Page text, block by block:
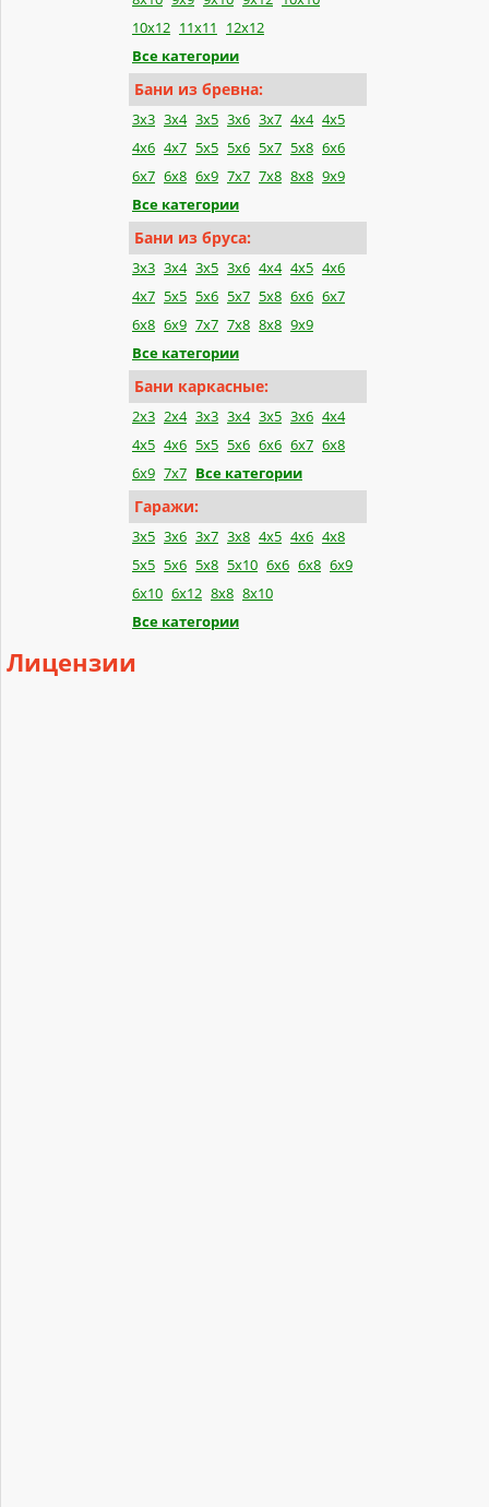
10x12 11x11
12x12
Все категории
Бани из бревна:
3x3 3x4 3x5 3x6 3x7 4x4 4x5
4x6 4x7 5x5 5x6 5x7 5x8 6x6
6x7 6x8 6x9 7x7 7x8 8x8 9x9
Все категории
Бани из бруса:
3x3 3x4 3x5 3x6 4x4 4x5 4x6
4x7 5x5 5x6 5x7 5x8 6x6 6x7
6x8 6x9 7x7 7x8 8x8 9x9
Все категории
Бани каркасные:
2x3 2x4 3x3 3x4 3x5 3x6 4x4
4x5 4x6 5x5 5x6 6x6 6x7 6x8
6x9 7x7 Все категории
Гаражи:
3x5 3x6 3x7 3x8 4x5 4x6 4x8
5x5 5x6 5x8 5x10 6x6 6x8 6x9
6x10 6x12 8x8 8x10
Все категории
Лицензии